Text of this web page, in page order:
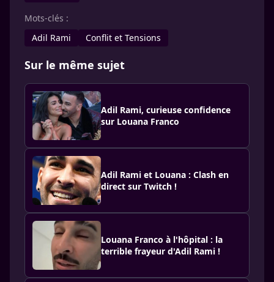
Mots-clés :
Adil Rami
Conflit et Tensions
Sur le même sujet
Adil Rami, curieuse confidence
sur Louana Franco
Adil Rami et Louana : Clash en
direct sur Twitch !
Louana Franco à l'hôpital : la
terrible frayeur d'Adil Rami !